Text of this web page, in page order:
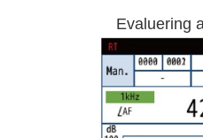
Evaluering